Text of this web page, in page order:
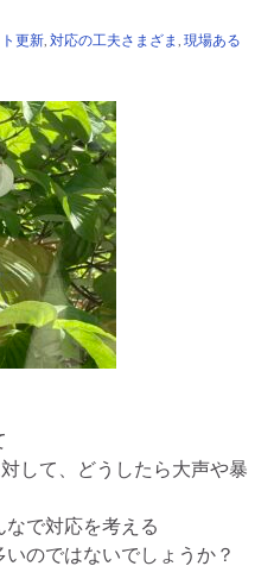
更新 対応の工夫さまざま 現場ある
して、どうしたら大声や暴
で対応を考える
のではないでしょうか？